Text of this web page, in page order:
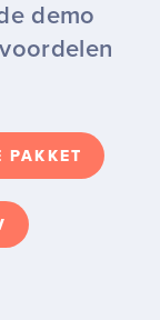
demo
PAKKET